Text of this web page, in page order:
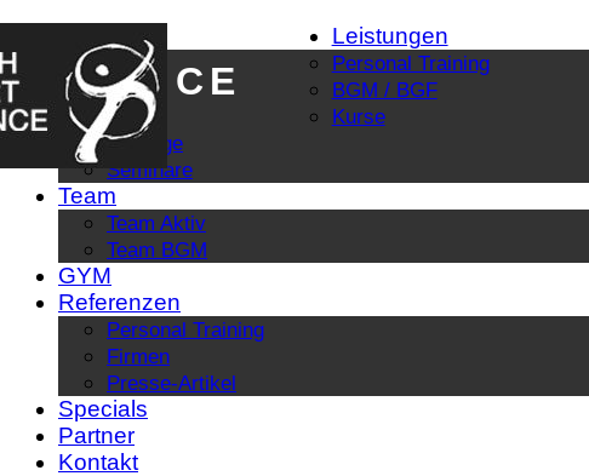
PUNKT
BALANCE
Leistungen
Personal Training
BGM / BGF
Kurse
Vorträge
Seminare
Team
Team Aktiv
Team BGM
GYM
Referenzen
Personal Training
Firmen
Presse-Artikel
Specials
Partner
Kontakt